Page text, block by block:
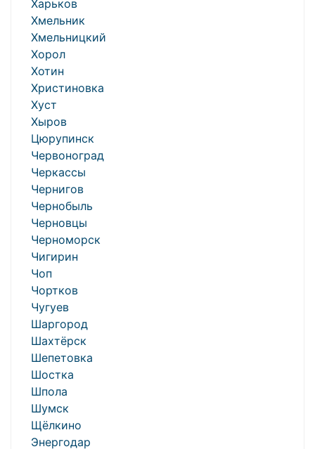
Харьков
Хмельник
Хмельницкий
Хорол
Хотин
Христиновка
Хуст
Хыров
Цюрупинск
Червоноград
Черкассы
Чернигов
Чернобыль
Черновцы
Черноморск
Чигирин
Чоп
Чортков
Чугуев
Шаргород
Шахтёрск
Шепетовка
Шостка
Шпола
Шумск
Щёлкино
Энергодар